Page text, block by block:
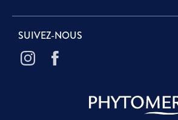
SUIVEZ-NOUS